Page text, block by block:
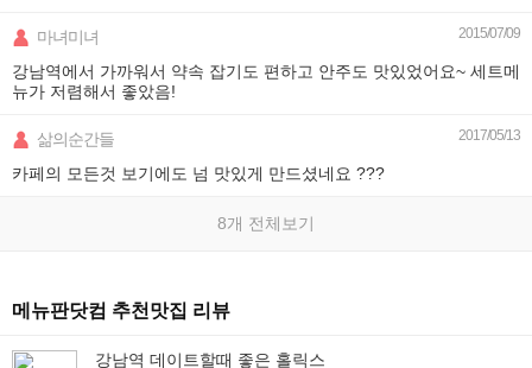
마녀미녀 2015/07/09
강남역에서 가까워서 약속 잡기도 편하고 안주도 맛있었어요~ 세트메
뉴가 저렴해서 좋았음!
삶의순간들 2017/05/13
카페의 모든것 보기에도 넘 맛있게 만드셨네요 ???
8개 전체보기
메뉴판닷컴 추천맛집 리뷰
강남역 데이트할때 좋은 홀릭스